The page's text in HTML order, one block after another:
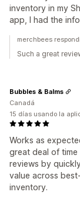
inventory in my
app, I had the
merchbees
Such a great
Works as
great deal of
reviews by
value across
inventory.
Bubbles & Balms
Canadá
15 días usando la